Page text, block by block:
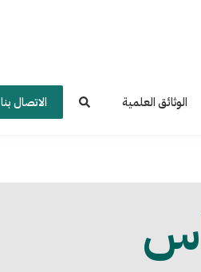
الوثائق العلمية الاتصال بنا